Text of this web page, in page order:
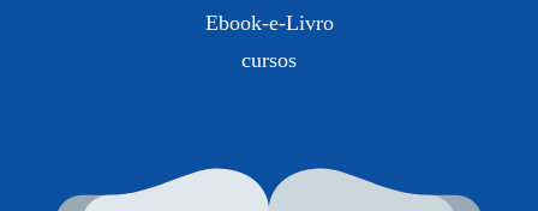
Ebook-e-Livro
cursos